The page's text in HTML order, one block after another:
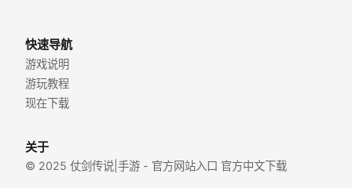
快速导航
游戏说明
游玩教程
现在下载
关于
© 2025 仗剑传说|手游 - 官方网站入口 官方中文下载